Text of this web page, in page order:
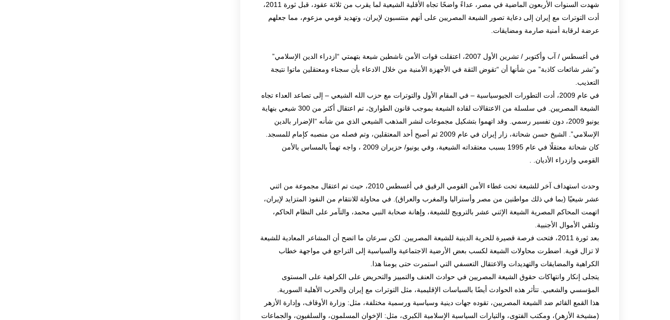
شهدت السنوات الأربعون الماضية في مصر، عداءً واضحًا تجاه الأقلية الشيعية لما يقرب من ثلاثة عقود، قبل ثورة 2011،
أدت التوترات مع إيران إلى دعاية تصور الشيعة المصريين على أنهم منتسبون لإيران، وتهديد قومي مزعوم، مما جعلهم
عرضة لرقابة أمنية صارمة ومضايقات.
في أغسطس / آب وأكتوبر / تشرين الأول 2007، اعتقلت قوات الأمن ناشطين شيعة بتهمتي “ازدراء الدين الإسلامي”
و”نشر شائعات كاذبة” من شأنها أن “تقوض الثقة في الأجهزة الأمنية من خلال الادعاء بأن سجناء ومعتقلين ماتوا نتيجة
التعذيب.
في عام 2009، أدت التطورات الجيوسياسية – في المقام الأول والتوترات مع حزب الله الشيعي – إلى تصاعد العداء تجاه
الشيعة المصريين. في سلسلة من الاعتقالات لقادة الشيعة بموجب قانون الطوارئ، تم اعتقال أكثر من 300 شيعي بنهاية
يونيو 2009، دون تفسير رسمي. وقد اتهموا بتشكيل مجموعات لنشر المذهب الشيعي الذي من شأنه “الإضرار بالدين
الإسلامي”. الشيخ حسن شحاتة، زار إيران في عام 2009 ثم أصبح أحد المعتقلين، وتم فصله من منصبه كإمام للمسجد.
كان شحاتة معتقلًا في عام 1995 بسبب معتقداته الشيعية، وفي يونيو/ حزيران 2009 ، واجه تهماً بالمساس بالأمن
القومي وازدراء الأديان. .
وحدث استهداف آخر للشيعة تحت غطاء الأمن القومي الرقيق في أغسطس 2010، حيث تم اعتقال مجموعة من اثني
عشر شيعيًا (بما في ذلك مواطنين من مصر وأستراليا والمغرب والعراق). في محاولة للانتقام من النفوذ المتزايد لإيران،
اتهمت المحاكم المصرية الشيعة الإثني عشر بالترويج للشيعة، وإهانة صحابة النبي محمد، والتآمر على النظام الحاكم،
وتلقي الأموال الأجنبية.
بعد ثورة 2011، فتحت فرصة قصيرة للحرية الدينية للشيعة المصريين. لكن سرعان ما اتضح أن المشاعر المعادية للشيعة
لا تزال قوية. اضطرت محاولات الشيعة لكسب بعض الأرضية الاجتماعية والسياسية إلى التراجع في مواجهة خطاب
الكراهية والمضايقات والتهديدات والاعتقال التعسفي التي استمرت حتى يومنا هذا.
يتجلى إنكار وانتهاكات حقوق الشيعة المصريين في حوادث العنف والتمييز والتحريض على الكراهية على المستوى
المؤسسي والشعبي. تتأثر هذه الحوادث أيضًا بالسياسات الإقليمية، مثل التوترات مع إيران والحرب الأهلية السورية.
هذا القمع القائم ضد الشيعة المصريين، تقوده جهات دينية وسياسية ورسمية مختلفة، مثل: وزارة الأوقاف، وإدارة الأزهر
(مشيخة الأزهر)، ومكتب الفتوى، والتيارات السياسية الإسلامية الكبرى، مثل: الإخوان المسلمون، والسلفيون، والجماعات